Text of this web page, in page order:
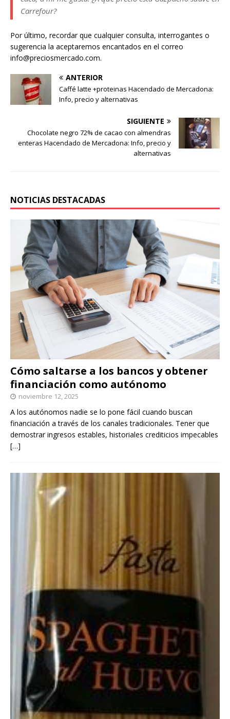
Carrefour?
Por último, recordar que cualquier consulta, interrogantes o
sugerencia la aceptaremos encantados en el correo
info@preciosmercado.com.
ANTERIOR
Caffé latte +proteinas Hacendado de Mercadona:
Info, precio y alternativas
SIGUIENTE
Chocolate negro 72% de cacao con almendras
enteras Hacendado de Mercadona: Info, precio y
alternativas
NOTICIAS DESTACADAS
Cómo saltarse a los bancos y obtener
financiación como autónomo
noviembre 12, 2025
A los autónomos nadie se lo pone fácil cuando buscan
financiación a través de los canales tradicionales. Tener que
demostrar ingresos estables, historiales crediticios impecables
[…]